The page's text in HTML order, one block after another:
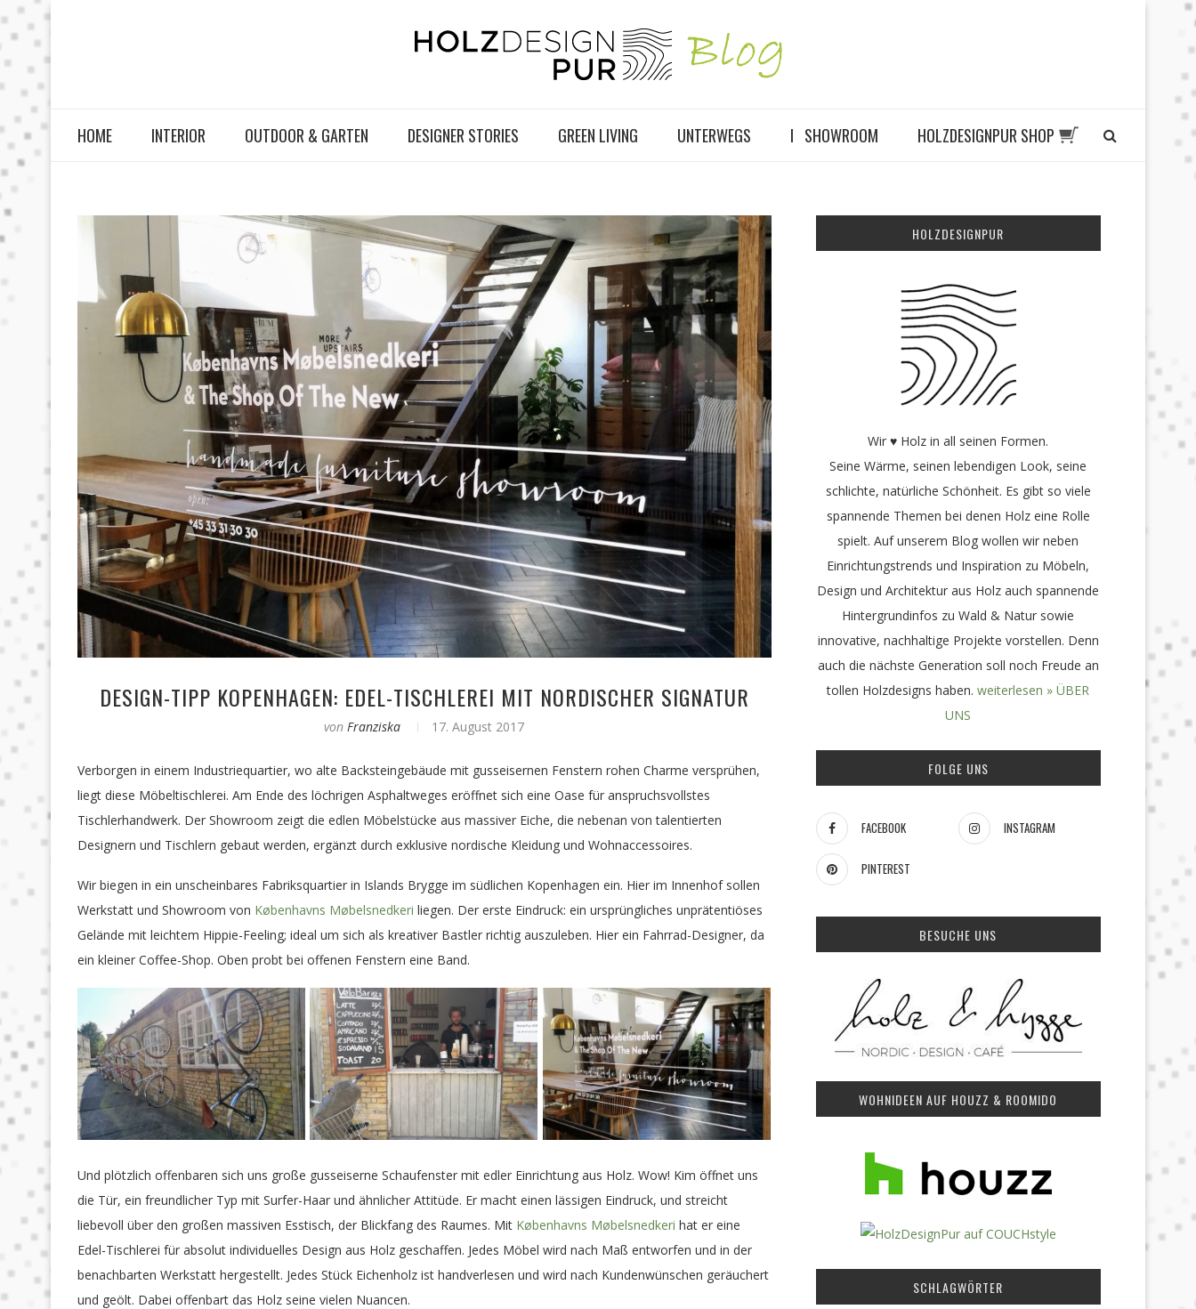
HOME INTERIOR OUTDOOR & GARTEN DESIGNER STORIES GREEN LIVING UNTERWEGS I SHOWROOM HOLZDESIGNPUR SHOP
DESIGN-TIPP KOPENHAGEN: EDEL-TISCHLEREI MIT NORDISCHER SIGNATUR
vonFranziska 17. August 2017
Verborgen in einem Industriequartier, wo alte Backsteingebäude mit gusseisernen Fenstern rohen Charme versprühen,
liegt diese Möbeltischlerei. Am Ende des löchrigen Asphaltweges eröffnet sich eine Oase für anspruchsvollstes
Tischlerhandwerk. Der Showroom zeigt die edlen Möbelstücke aus massiver Eiche, die nebenan von talentierten
Designern und Tischlern gebaut werden, ergänzt durch exklusive nordische Kleidung und Wohnaccessoires.
Wir biegen in ein unscheinbares Fabriksquartier in Islands Brygge im südlichen Kopenhagen ein. Hier im Innenhof sollen
Werkstatt und Showroom von Københavns Møbelsnedkeri liegen. Der erste Eindruck: ein ursprüngliches unprätentiöses
Gelände mit leichtem Hippie-Feeling; ideal um sich als kreativer Bastler richtig auszuleben. Hier ein Fahrrad-Designer, da
ein kleiner Coffee-Shop. Oben probt bei offenen Fenstern eine Band.
Und plötzlich offenbaren sich uns große gusseiserne Schaufenster mit edler Einrichtung aus Holz. Wow! Kim öffnet uns
die Tür, ein freundlicher Typ mit Surfer-Haar und ähnlicher Attitüde. Er macht einen lässigen Eindruck, und streicht
liebevoll über den großen massiven Esstisch, der Blickfang des Raumes. Mit Københavns Møbelsnedkeri hat er eine
Edel-Tischlerei für absolut individuelles Design aus Holz geschaffen. Jedes Möbel wird nach Maß entworfen und in der
benachbarten Werkstatt hergestellt. Jedes Stück Eichenholz ist handverlesen und wird nach Kundenwünschen geräuchert
und geölt. Dabei offenbart das Holz seine vielen Nuancen.
HOLZDESIGNPUR
Wir ♥ Holz in all seinen Formen.
Seine Wärme, seinen lebendigen Look, seine
schlichte, natürliche Schönheit. Es gibt so viele
spannende Themen bei denen Holz eine Rolle
spielt. Auf unserem Blog wollen wir neben
Einrichtungstrends und Inspiration zu Möbeln,
Design und Architektur aus Holz auch spannende
Hintergrundinfos zu Wald & Natur sowie
innovative, nachhaltige Projekte vorstellen. Denn
auch die nächste Generation soll noch Freude an
tollen Holzdesigns haben.weiterlesen » ÜBER
UNS
FOLGE UNS
FACEBOOK INSTAGRAM
PINTEREST
BESUCHE UNS
WOHNIDEEN AUF HOUZZ & ROOMIDO
SCHLAGWÖRTER